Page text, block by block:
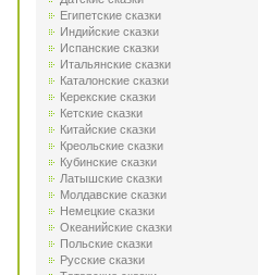
Египетские сказки
Индийские сказки
Испанские сказки
Итальянские сказки
Каталонские сказки
Керекские сказки
Кетские сказки
Китайские сказки
Креольские сказки
Кубинские сказки
Латышские сказки
Молдавские сказки
Немецкие сказки
Океанийские сказки
Польские сказки
Русские сказки